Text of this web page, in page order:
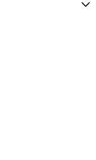
bezi, kullanıcıya
Nefes alan
bu da